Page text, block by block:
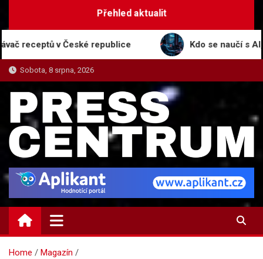
Přehled aktualit
v České republice Kdo se naučí s AI, ten
Sobota, 8 srpna, 2026
PRESS-CENTRUM.CZ
Magazín informací a tiskových zpráv
Home
Magazín